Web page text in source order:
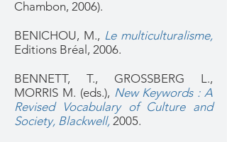
Chambon, 2006).
BENICHOU, M., Le multiculturalisme,
Editions Bréal, 2006.
BENNETT, T., GROSSBERG L.,
MORRIS M. (eds.), New Keywords : A
Revised Vocabulary of Culture and
Society, Blackwell, 2005.